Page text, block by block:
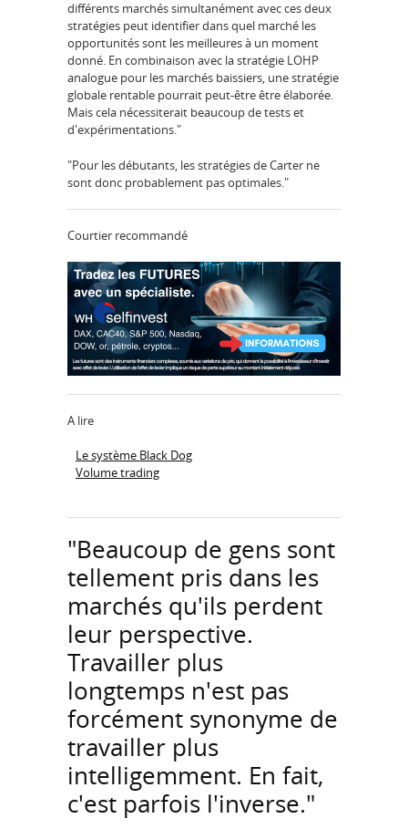
différents marchés simultanément avec ces deux
stratégies peut identifier dans quel marché les
opportunités sont les meilleures à un moment
donné. En combinaison avec la stratégie LOHP
analogue pour les marchés baissiers, une stratégie
globale rentable pourrait peut-être être élaborée.
Mais cela nécessiterait beaucoup de tests et
d'expérimentations."
"Pour les débutants, les stratégies de Carter ne
sont donc probablement pas optimales."
Courtier recommandé
A lire
Le système Black Dog
Volume trading
"Beaucoup de gens sont
tellement pris dans les
marchés qu'ils perdent
leur perspective.
Travailler plus
longtemps n'est pas
forcément synonyme de
travailler plus
intelligemment. En fait,
c'est parfois l'inverse."